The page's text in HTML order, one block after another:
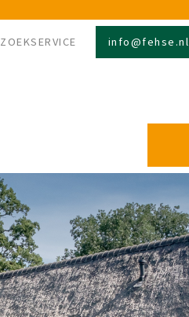
ZOEKSERVICE info@fehse.nl